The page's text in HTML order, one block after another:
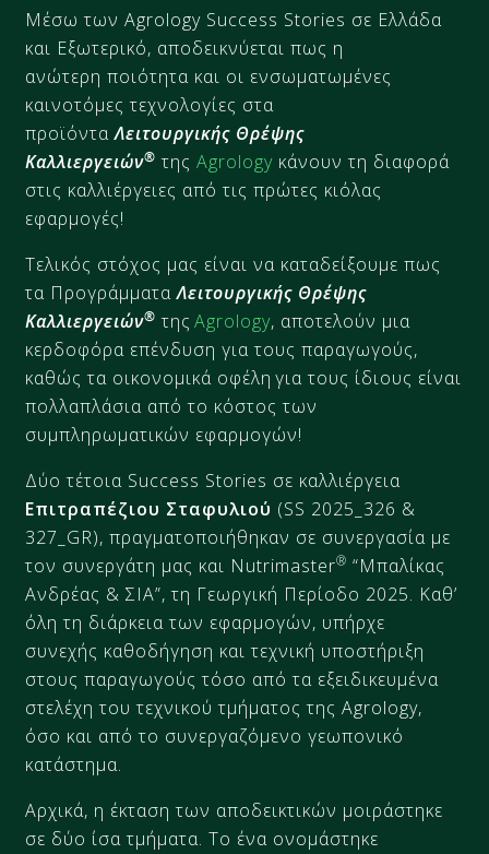
Μέσω των Agrology Success Stories σε Ελλάδα
και Εξωτερικό, αποδεικνύεται πως η
ανώτερη ποιότητα και οι ενσωματωμένες
καινοτόμες τεχνολογίες στα
προϊόνταΛειτουργικής Θρέψης
Καλλιεργειών® τηςAgrology κάνουν τη διαφορά
στις καλλιέργειες από τις πρώτες κιόλας
εφαρμογές!
Τελικός στόχος μας είναι να καταδείξουμε πως
τα ΠρογράμματαΛειτουργικής Θρέψης
Καλλιεργειών® τηςAgrology, αποτελούν μια
κερδοφόρα επένδυση για τους παραγωγούς,
καθώς τα οικονομικά οφέλη για τους ίδιους είναι
πολλαπλάσια από το κόστος των
συμπληρωματικών εφαρμογών!
Δύο τέτοια Success Stories σε καλλιέργεια
Επιτραπέζιου Σταφυλιού (SS 2025 326 &
327_GR), πραγματοποιήθηκαν σε συνεργασία με
τον συνεργάτη μας και Nutrimaster® “Μπαλίκας
Ανδρέας & ΣΙΑ”, τη Γεωργική Περίοδο 2025. Καθ’
όλη τη διάρκεια των εφαρμογών, υπήρχε
συνεχής καθοδήγηση και τεχνική υποστήριξη
στους παραγωγούς τόσο από τα εξειδικευμένα
στελέχη του τεχνικού τμήματος της Agrology,
όσο και από το συνεργαζόμενο γεωπονικό
κατάστημα.
Αρχικά, η έκταση των αποδεικτικών μοιράστηκε
σε δύο ίσα τμήματα. Το ένα ονομάστηκε